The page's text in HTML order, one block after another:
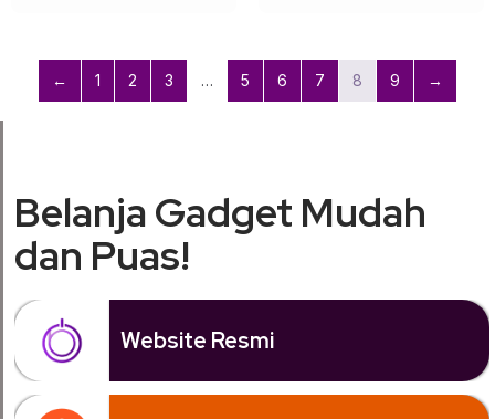
← 1 2 3 … 5 6 7 8 9 →
Belanja Gadget Mudah
dan Puas!
Website Resmi